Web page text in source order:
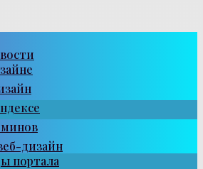
дизайн
портала